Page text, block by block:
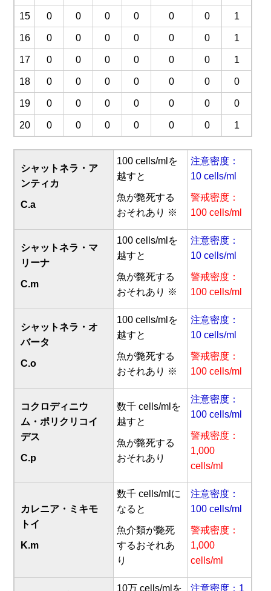
15 0 0 0 0 0 0 1
16 0 0 0 0 0 0 1
17 0 0 0 0 0 0 1
18 0 0 0 0 0 0 0
19 0 0 0 0 0 0 0
20 0 0 0 0 0 0 1
シャットネラ・ア
ンティカ
C.a
100 cells/mlを
越すと
魚が斃死する
おそれあり ※
注意密度：
10 cells/ml
警戒密度：
100 cells/ml
シャットネラ・マ
リーナ
C.m
100 cells/mlを
越すと
魚が斃死する
おそれあり ※
注意密度：
10 cells/ml
警戒密度：
100 cells/ml
シャットネラ・オ
バータ
C.o
100 cells/mlを
越すと
魚が斃死する
おそれあり ※
注意密度：
10 cells/ml
警戒密度：
100 cells/ml
コクロディニウ
ム・ポリクリコイ
デス
C.p
数千 cells/mlを
越すと
魚が斃死する
おそれあり
注意密度：
100 cells/ml
警戒密度：
1,000
cells/ml
カレニア・ミキモ
トイ
K.m
数千 cells/mlに
なると
魚介類が斃死
するおそれあ
り
注意密度：
100 cells/ml
警戒密度：
1,000
cells/ml
10万 cells/mlを 注意密度：1